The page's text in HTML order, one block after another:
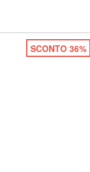
SCONTO 36%